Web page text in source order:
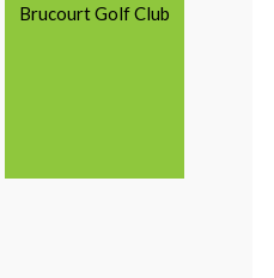
Brucourt Golf Club